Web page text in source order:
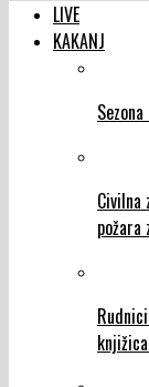
LIVE
KAKANJ
Civilna